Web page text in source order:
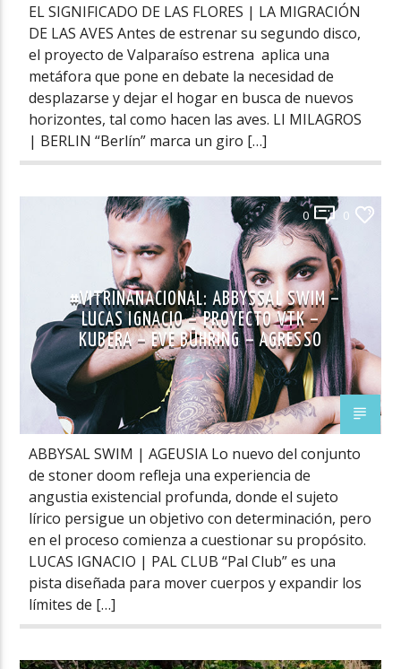
EL SIGNIFICADO DE LAS FLORES | LA MIGRACIÓN
DE LAS AVES Antes de estrenar su segundo disco,
el proyecto de Valparaíso estrena aplica una
metáfora que pone en debate la necesidad de
desplazarse y dejar el hogar en busca de nuevos
horizontes, tal como hacen las aves. LI MILAGROS
| BERLIN “Berlín” marca un giro […]
0 0
#VITRINANACIONAL: ABBYSSAL SWIM –
LUCAS IGNACIO – PROYECTO VTK –
KUBERA – EVE BÜHRING – AGRESSO
ABBYSAL SWIM | AGEUSIA Lo nuevo del conjunto
de stoner doom refleja una experiencia de
angustia existencial profunda, donde el sujeto
lírico persigue un objetivo con determinación, pero
en el proceso comienza a cuestionar su propósito.
LUCAS IGNACIO | PAL CLUB “Pal Club” es una
pista diseñada para mover cuerpos y expandir los
límites de […]